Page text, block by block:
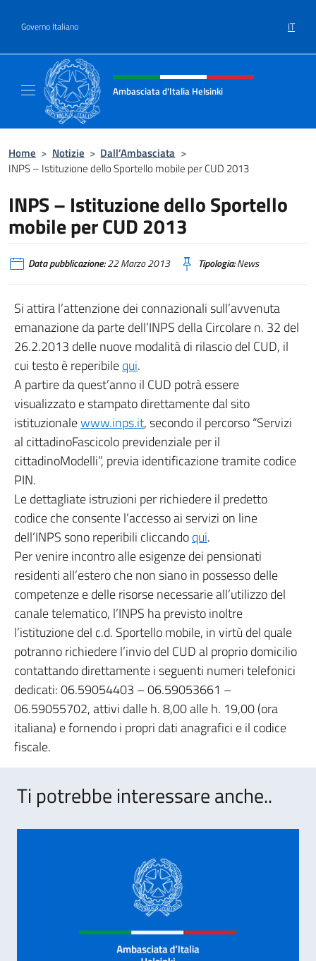
Governo Italiano IT
Intestazione sito, social e menù
Ambasciata d'Italia Helsinki
Home > Notizie > Dall’Ambasciata >
INPS – Istituzione dello Sportello mobile per CUD 2013
INPS – Istituzione dello Sportello
mobile per CUD 2013
Data pubblicazione:22 Marzo 2013 Tipologia:News
Si attira l’attenzione dei connazionali sull’avvenuta
emanazione da parte dell’INPS della Circolare n. 32 del
26.2.2013 delle nuove modalità di rilascio del CUD, il
cui testo è reperibilequi.
A partire da quest’anno il CUD potrà essere
visualizzato e stampato direttamente dal sito
istituzionalewww.inps.it, secondo il percorso “Servizi
al cittadinoFascicolo previdenziale per il
cittadinoModelli”, previa identificazione tramite codice
PIN.
Le dettagliate istruzioni per richiedere il predetto
codice che consente l’accesso ai servizi on line
dell’INPS sono reperibili cliccandoqui.
Per venire incontro alle esigenze dei pensionati
residenti all’estero che non siano in possesso delle
competenze e delle risorse necessarie all’utilizzo del
canale telematico, l’INPS ha previsto inoltre
l’istituzione del c.d. Sportello mobile, in virtù del quale
potranno richiedere l’invio del CUD al proprio domicilio
contattando direttamente i seguenti numeri telefonici
dedicati: 06.59054403 – 06.59053661 –
06.59055702, attivi dalle h. 8,00 alle h. 19,00 (ora
italiana) e fornendo i propri dati anagrafici e il codice
fiscale.
Ti potrebbe interessare anche..